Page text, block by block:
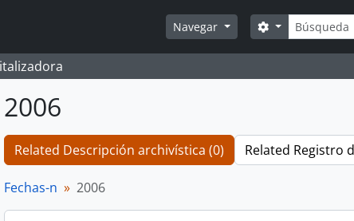
Navegar
Búsqueda
Search options
2006
Related Descripción archivística (0) Related Registro
Fechas-n 2006